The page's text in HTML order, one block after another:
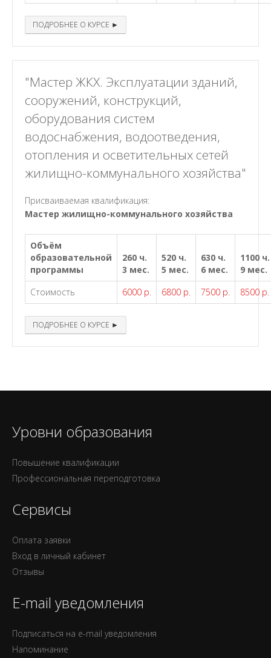
ПОДРОБНЕЕ О КУРСЕ ►
"Мастер ЖКХ. Эксплуатации зданий,
сооружений, конструкций,
оборудования систем
водоснабжения, водоотведения,
отопления и осветительных сетей
жилищно-коммунального хозяйства"
Присваиваемая квалификация:
Мастер жилищно-коммунального хозяйства
Объём
образовательной
программы
260 ч.
3 мес.
520 ч.
5 мес.
630 ч.
6 мес.
1100 ч.
9 мес.
Стоимость
6000 р. 6800 р. 7500 р. 8500 р.
ПОДРОБНЕЕ О КУРСЕ ►
Уровни образования
Повышение квалификации
Профессиональная переподготовка
Сервисы
Оплата заявки
Вход в личный кабинет
Отзывы
E-mail уведомления
Подписаться на e-mail уведомления
Напоминание